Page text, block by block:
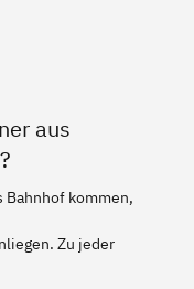
aus
Bahnhof kommen,
Zu jeder